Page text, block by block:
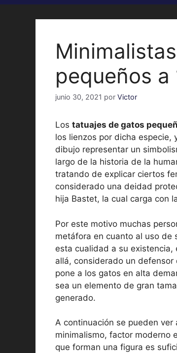
pequeños a
junio 30, 2021 por Victor
Los tatuajes de gatos
los lienzos por dicha especie,
dibujo representar un
largo de la historia de la
tratando de explicar ciertos
considerado una deidad
hija Bastet, la cual carga con
Por este motivo muchas
metáfora en cuanto al uso de
esta cualidad a su existencia,
allá, considerado un
pone a los gatos en alta
sea un elemento de gran
generado.
A continuación se pueden ver
minimalismo, factor moderno
que forman una figura es